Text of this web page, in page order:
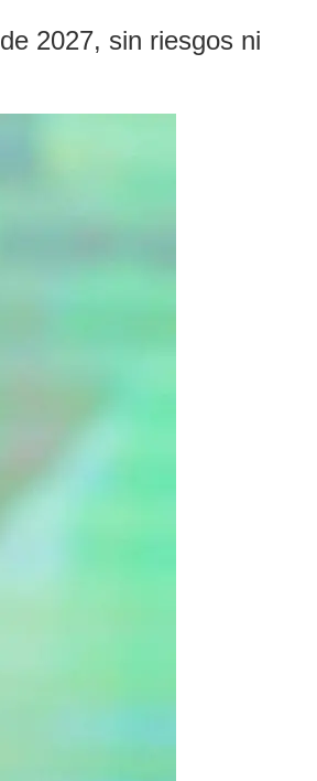
2027, sin riesgos ni